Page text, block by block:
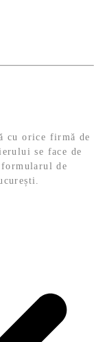
cu orice firmă de
se face de
formularul de